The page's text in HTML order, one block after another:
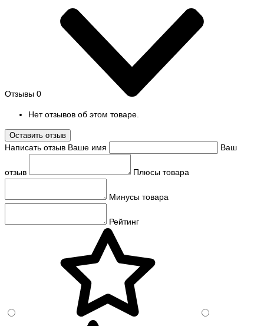
Отзывы 0
Нет отзывов об этом товаре.
Оставить отзыв
Написать отзыв Ваше имя Ваш
отзыв Плюсы товара
Минусы товара
Рейтинг